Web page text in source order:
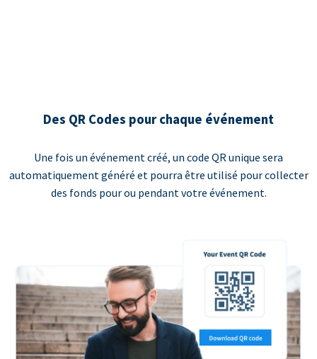
Des QR Codes pour chaque événement
Une fois un événement créé, un code QR unique sera
automatiquement généré et pourra être utilisé pour collecter
des fonds pour ou pendant votre événement.